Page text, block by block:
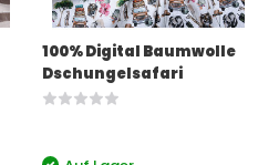
100% Digital Baumwolle
Dschungelsafari